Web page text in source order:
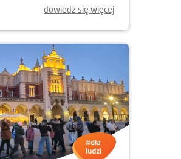
dowiedz się więcej